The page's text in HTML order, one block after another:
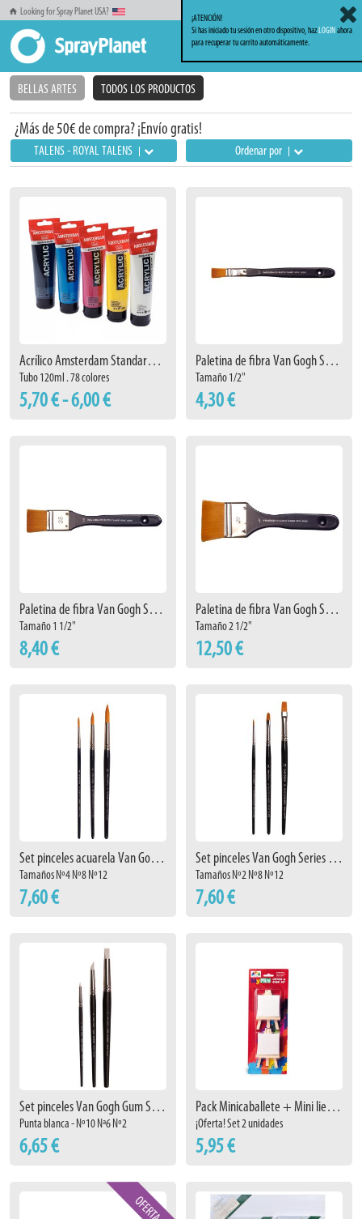
Looking for Spray Planet USA?
Inicio Talens - Royal Talens
BELLAS ARTES TODOS LOS PRODUCTOS
¿Más de 50€ de compra? ¡Envío gratis!
Ordenar por
TALENS - ROYAL TALENS
Acrílico Amsterdam Standard Series
Tubo 120ml . 78 colores
5,70 € - 6,00 €
Paletina de fibra Van Gogh Serie 370 Nº15
Tamaño 1/2"
4,30 €
Paletina de fibra Van Gogh Serie 370 Nº35
Tamaño 1 1/2"
8,40 €
Paletina de fibra Van Gogh Serie 370 Nº60
Tamaño 2 1/2"
12,50 €
Set pinceles acuarela Van Gogh Serie 191
Tamaños Nº4 Nº8 Nº12
7,60 €
Set pinceles Van Gogh Series 191-194-195
Tamaños Nº2 Nº8 Nº12
7,60 €
Set pinceles Van Gogh Gum Shaper
Punta blanca - Nº10 Nª6 Nº2
6,65 €
Pack Minicaballete + Mini lienzo (Set 2)
¡Oferta! Set 2 unidades
5,95 €
¡ATENCIÓN!
Si has iniciado tu sesión en otro dispositivo, hazLOGINahora
para recuperar tu carrito automáticamente.